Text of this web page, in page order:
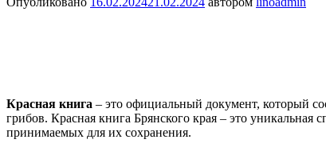
Красная книга – это официальный документ, который
грибов. Красная книга Брянского края – это
принимаемых для их сохранения.